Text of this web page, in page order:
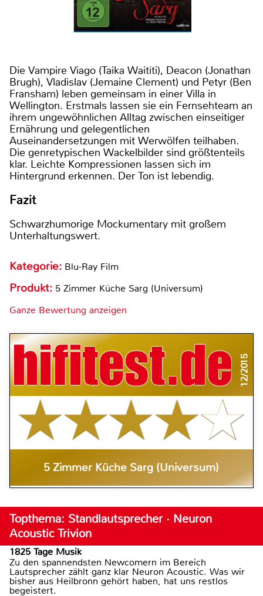
Die Vampire Viago (Taika Waititi), Deacon (Jonathan
Brugh), Vladislav (Jemaine Clement) und Petyr (Ben
Fransham) leben gemeinsam in einer Villa in
Wellington. Erstmals lassen sie ein Fernsehteam an
ihrem ungewöhnlichen Alltag zwischen einseitiger
Ernährung und gelegentlichen
Auseinandersetzungen mit Werwölfen teilhaben.
Die genretypischen Wackelbilder sind größtenteils
klar. Leichte Kompressionen lassen sich im
Hintergrund erkennen. Der Ton ist lebendig.
Fazit
Schwarzhumorige Mockumentary mit großem
Unterhaltungswert.
Kategorie: Blu-Ray Film
Produkt: 5 Zimmer Küche Sarg (Universum)
Ganze Bewertung anzeigen
12/2015
5 Zimmer Küche Sarg (Universum)
Topthema: Standlautsprecher · Neuron
Acoustic Trivion
1825 Tage Musik
Zu den spannendsten Newcomern im Bereich
Lautsprecher zählt ganz klar Neuron Acoustic. Was wir
bisher aus Heilbronn gehört haben, hat uns restlos
begeistert.